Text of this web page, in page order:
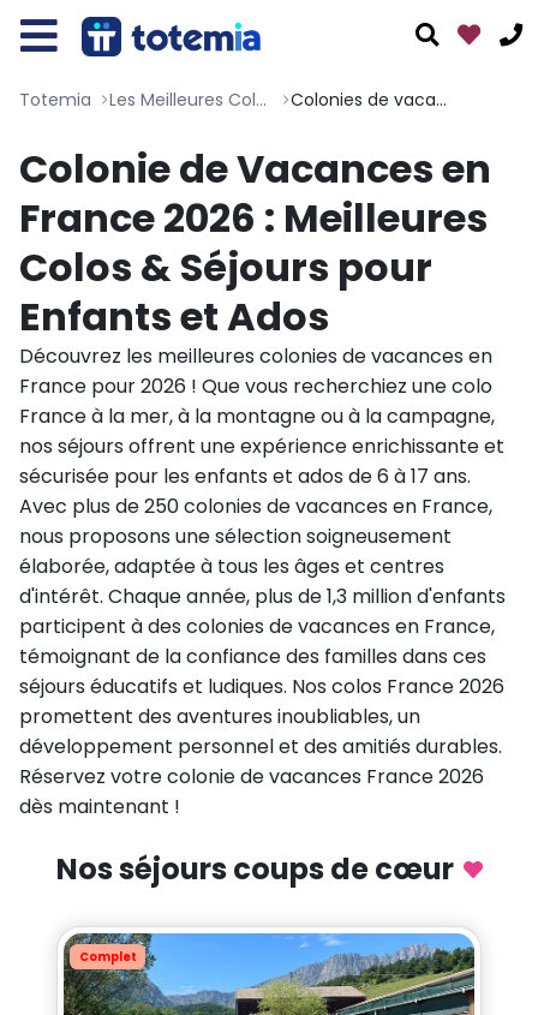
01 76 38 10 92
Du lundi au vendredi : 9h30-13h et 14h-19h
Le samedi : 10h-17h
Tous nos moyens de contact
Totemia Les Meilleures Colonies de vacances - Totemia Colonies de vacances en France
Colonie de Vacances en
France 2026 : Meilleures
Colos & Séjours pour
Enfants et Ados
Découvrez les meilleures colonies de vacances en
France pour 2026 ! Que vous recherchiez une colo
France à la mer, à la montagne ou à la campagne,
nos séjours offrent une expérience enrichissante et
sécurisée pour les enfants et ados de 6 à 17 ans.
Avec plus de 250 colonies de vacances en France,
nous proposons une sélection soigneusement
élaborée, adaptée à tous les âges et centres
d'intérêt. Chaque année, plus de 1,3 million d'enfants
participent à des colonies de vacances en France,
témoignant de la confiance des familles dans ces
séjours éducatifs et ludiques. Nos colos France 2026
promettent des aventures inoubliables, un
développement personnel et des amitiés durables.
Réservez votre colonie de vacances France 2026
dès maintenant !
Nos séjours coups de cœur
Complet
AssistantTotemia
En ligne
Bonjour ! 👋 Je suis l'assistant Totemia.
Posez-moi vos questions sur nos